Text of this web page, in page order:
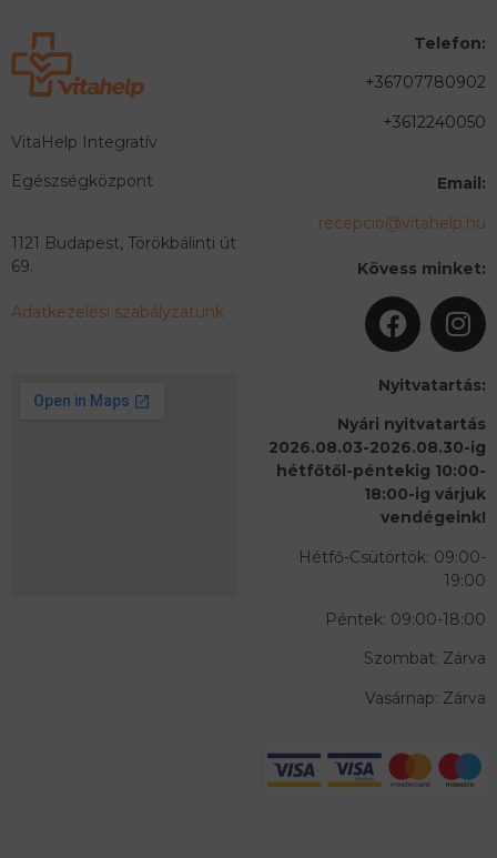
VitaHelp Integratív
Egészségközpont
1121 Budapest, Törökbálinti út
69.
Adatkezelési szabályzatunk
Telefon:
+36707780902
+3612240050
Email:
recepcio@vitahelp.hu
Kövess minket:
Nyitvatartás:
Nyári nyitvatartás
2026.08.03-2026.08.30-ig
hétfőtől-péntekig 10:00-
18:00-ig várjuk
vendégeink!
Hétfő-Csütörtök: 09:00-
19:00
Péntek: 09:00-18:00
Szombat: Zárva
Vasárnap: Zárva